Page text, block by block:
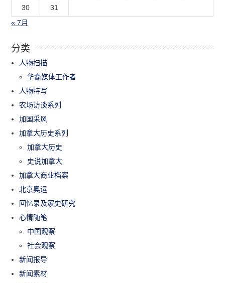
30
31
« 7月
分类
人物扫描
华裔媒体工作者
人物特写
农场访谈系列
加国采风
加拿大历史系列
加拿大历史
史说加拿大
加拿大商业档案
北京奥运
回忆录及家史研究
心情随笔
中国观察
社会观察
新闻报导
新闻素材